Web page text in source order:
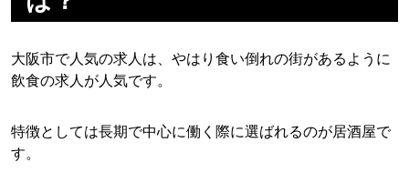
大阪市で人気の求人は、やはり食い倒れの街があるように
飲食の求人が人気です。
特徴としては長期で中心に働く際に選ばれるのが居酒屋で
す。